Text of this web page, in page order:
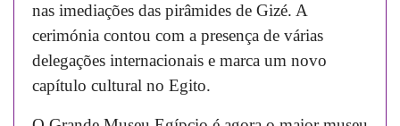
nas imediações das pirâmides de Gizé. A
cerimónia contou com a presença de várias
delegações internacionais e marca um novo
capítulo cultural no Egito.